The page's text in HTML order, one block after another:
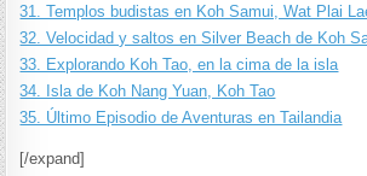
31. Templos budistas en Koh Samui, Wat Plai
32. Velocidad y saltos en Silver Beach de Koh
33. Explorando Koh Tao, en la cima de la isla
34. Isla de Koh Nang Yuan, Koh Tao
35. Último Episodio de Aventuras en Tailandia
[/expand]